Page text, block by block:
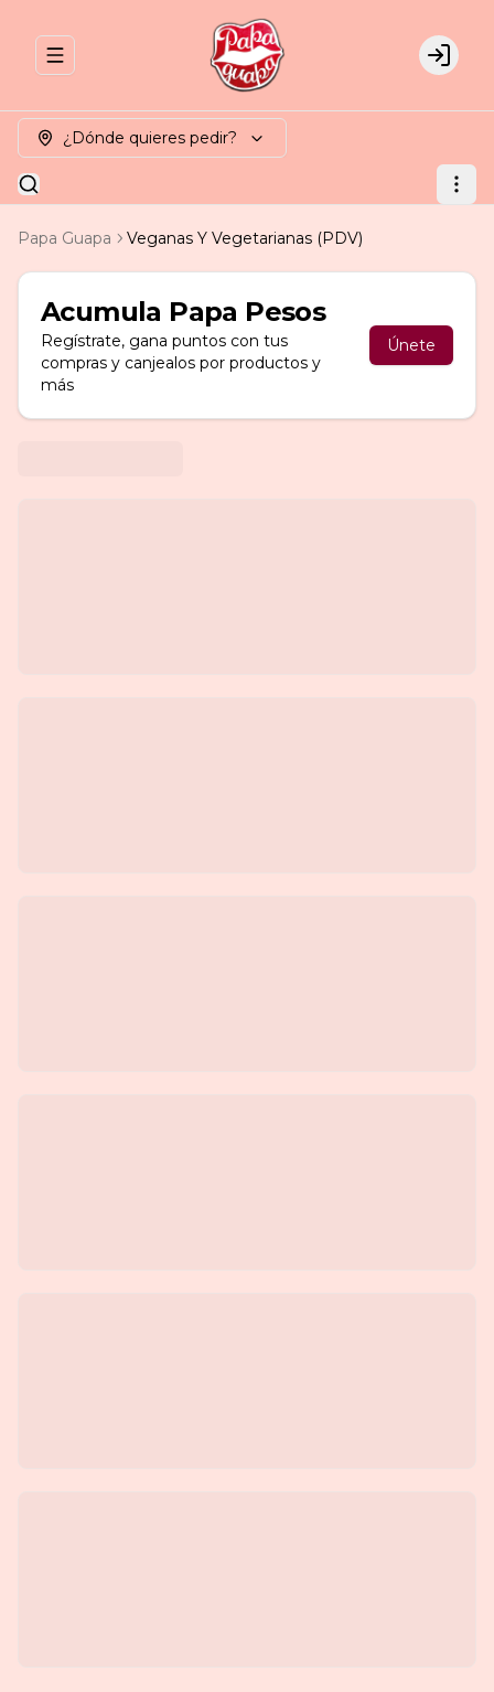
Abrir menu de navegación Login
¿Dónde quieres pedir?
Papa Guapa Veganas Y Vegetarianas (PDV)
Acumula Papa Pesos
Regístrate, gana puntos con tus
compras y canjealos por productos y
más
Únete